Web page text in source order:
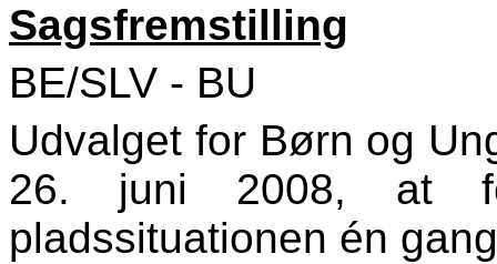
Sagsfremstilling
BE/SLV - BU
Udvalget for Børn og
26. juni 2008, at
pladssituationen én